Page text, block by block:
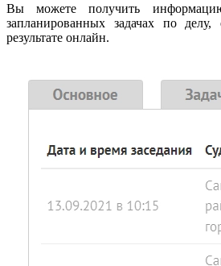
Вы можете получить
запланированных задачах по
результате онлайн.